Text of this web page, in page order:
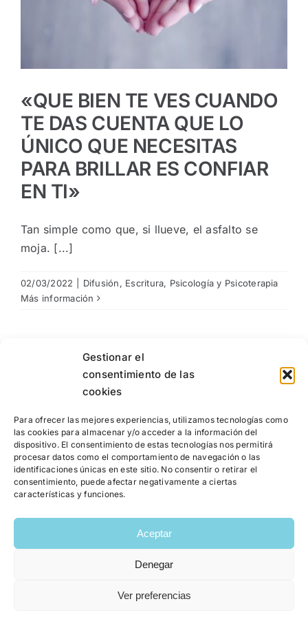
Gestionar el
consentimiento de las
cookies
Para ofrecer las mejores experiencias, utilizamos tecnologías como
las cookies para almacenar y/o acceder a la información del
dispositivo. El consentimiento de estas tecnologías nos permitirá
procesar datos como el comportamiento de navegación o las
identificaciones únicas en este sitio. No consentir o retirar el
consentimiento, puede afectar negativamente a ciertas
características y funciones.
Aceptar
Denegar
Ver preferencias
«QUE BIEN TE VES CUANDO
TE DAS CUENTA QUE LO
ÚNICO QUE NECESITAS
PARA BRILLAR ES CONFIAR
EN TI»
Tan simple como que, si llueve, el asfalto se
moja. [...]
02/03/2022 Difusión, Escritura, Psicología y Psicoterapia
Más información
Política Privacidad|Política de Cookies